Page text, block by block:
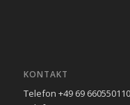
KONTAKT
Telefon +49 69 660550110